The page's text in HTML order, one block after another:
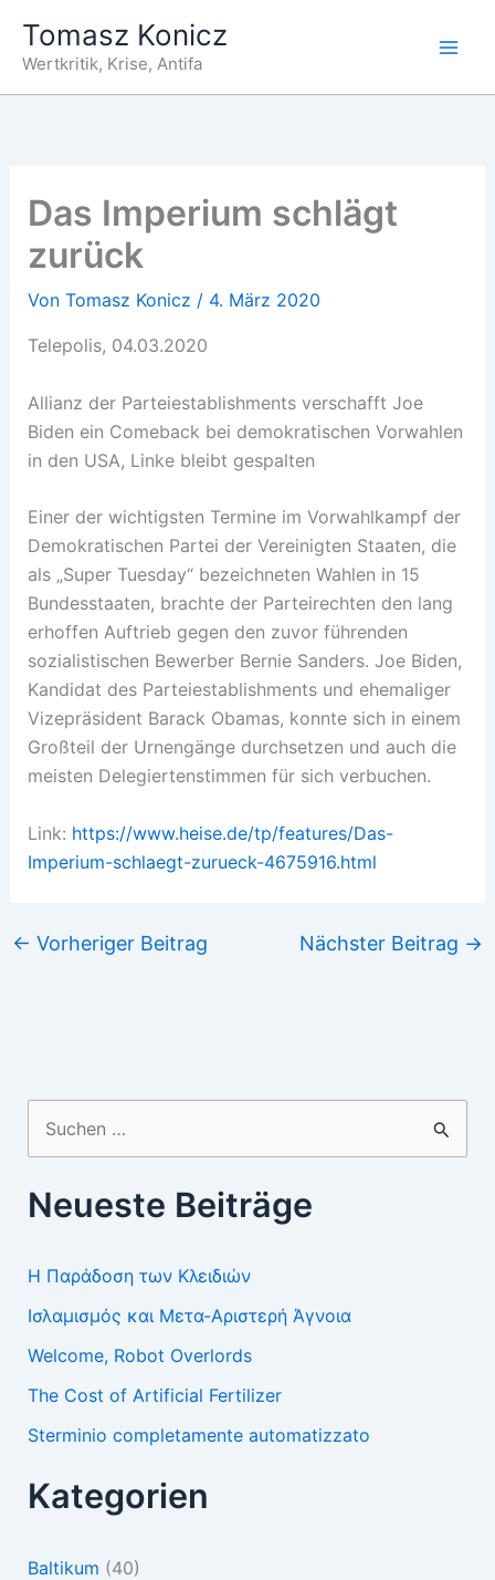
Inhalt
springen
Tomasz Konicz
Wertkritik, Krise, Antifa
Das Imperium schlägt
zurück
Von Tomasz Konicz / 4. März 2020
Telepolis, 04.03.2020
Allianz der Parteiestablishments verschafft Joe
Biden ein Comeback bei demokratischen Vorwahlen
in den USA, Linke bleibt gespalten
Einer der wichtigsten Termine im Vorwahlkampf der
Demokratischen Partei der Vereinigten Staaten, die
als „Super Tuesday“ bezeichneten Wahlen in 15
Bundesstaaten, brachte der Parteirechten den lang
erhoffen Auftrieb gegen den zuvor führenden
sozialistischen Bewerber Bernie Sanders. Joe Biden,
Kandidat des Parteiestablishments und ehemaliger
Vizepräsident Barack Obamas, konnte sich in einem
Großteil der Urnengänge durchsetzen und auch die
meisten Delegiertenstimmen für sich verbuchen.
Link: https://www.heise.de/tp/features/Das-
Imperium-schlaegt-zurueck-4675916.html
← Vorheriger Beitrag Nächster Beitrag →
nach:
Neueste Beiträge
Η Παράδοση των Κλειδιών
Ισλαμισμός και Μετα-Αριστερή Άγνοια
Welcome, Robot Overlords
The Cost of Artificial Fertilizer
Sterminio completamente automatizzato
Kategorien
Baltikum (40)